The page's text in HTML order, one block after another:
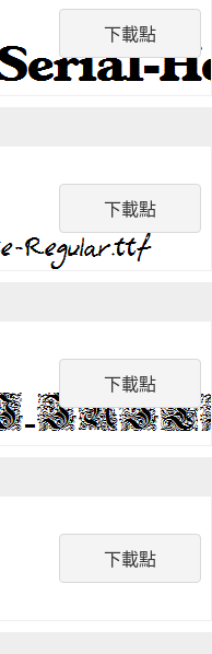
下載點
下載點
下載點
下載點